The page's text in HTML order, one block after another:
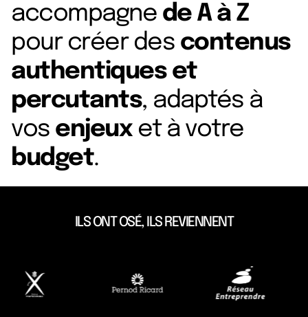
accompagne de A à Z
pour créer des contenus
authentiques et
percutants, adaptés à
vos enjeuxet à votre
budget.
ILS ONT OSÉ, ILS REVIENNENT